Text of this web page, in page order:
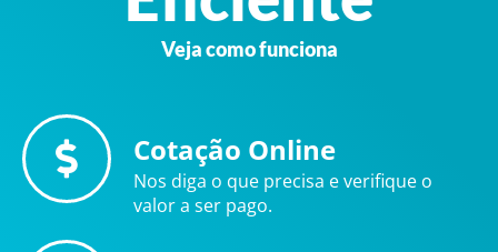
Veja como funciona
Cotação Online
Nos diga o que precisa e verifique o
valor a ser pago.